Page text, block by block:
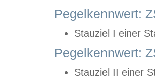
Pegelkennwert:
Stauziel I einer
Pegelkennwert:
Stauziel II einer